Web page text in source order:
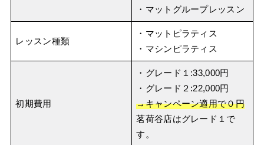
・マットグループレッスン
レッスン種類
・マットピラティス
・マシンピラティス
初期費用
・グレード１:33,000円
・グレード２:22,000円
→キャンペーン適用で０円
茗荷谷店はグレード１で
す。